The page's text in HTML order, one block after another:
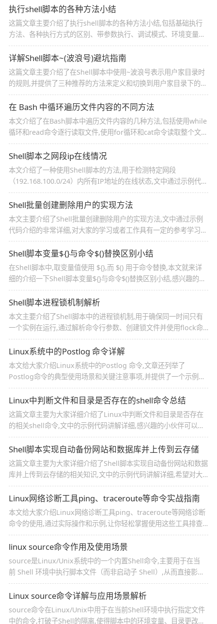
执行shell脚本的各种方法小结
这篇文章主要介绍了执行shell脚本的各种方法小结,包括基础执行
方法、各种执行方式的区别、带参数执行、调试模式、环境变量控
制、输入输出重定向、后台执行、定时执行、条件执行、安全执行
方式以及高级执行技巧,感兴趣的可以了解一下
详解Shell脚本~(波浪号)避坑指南
这篇文章主要介绍了在Shell脚本中使用~波浪号表示用户家目录时
的规则,并提供了三种推荐的方法来定义和切换到用户家目录下的特
定目录,感兴趣的可以了解一下
在 Bash 中循环遍历文件内容的不同方法
本文介绍了在Bash脚本中遍历文件内容的几种方法,包括使用while
循环和read命令逐行读取文件,使用for循环和cat命令读取整个文件
内容,使用IFS变量进行单词循环,以及使用awk命令进行更高级的文
本处理,每种方法都有其适用的场景和优缺点,感兴趣的朋友跟随小
编一起看看吧
Shell脚本之网段ip在线情况
本文介绍了一种使用Shell脚本的方法,用于检测特定网段
（192.168.100.0/24）内所有IP地址的在线状态,文中通过示例代码
介绍的非常详细,对大家的学习或者工作具有一定的参考学习价值,
需要的朋友们下面随着小编来一起学习学习吧
Shell批量创建删除用户的实现方法
本文主要介绍了Shell批量创建删除用户的实现方法,文中通过示例
代码介绍的非常详细,对大家的学习或者工作具有一定的参考学习价
值,需要的朋友们下面随着小编来一起学习学习吧
Shell脚本变量${}与命令$()替换区别小结
在Shell脚本中,取变量值使用 ${},而 $() 用于命令替换,本文就来详
细的介绍一下Shell脚本变量${}与命令$()替换区别小结,感兴趣的可
以了解一下
Shell脚本进程锁机制解析
本文主要介绍了Shell脚本中的进程锁机制,用于确保同一时间只有
一个实例在运行,通过解析命令行参数、创建锁文件并使用flock命
令对文件描述符加锁,感兴趣的可以了解一下
Linux系统中的Postlog 命令详解
本文给大家介绍Linux系统中的Postlog 命令,文章还列举了
Postlog命令的典型使用场景和关键注意事项,并提供了一个示例脚
本模板,感兴趣的朋友跟随小编一起看看吧
Linux中判断文件和目录是否存在的shell命令总结
这篇文章主要为大家详细介绍了Linux中判断文件和目录是否存在
的相关shell命令,文中的示例代码讲解详细,感兴趣的小伙伴可以跟
随小编一起学习一下
Shell脚本实现自动备份网站和数据库并上传到云存储
这篇文章主要为大家详细介绍了Shell脚本实现自动备份网站和数据
库并上传到云存储的相关知识,文中的示例代码讲解详细,希望对大
家有所帮助
Linux网络诊断工具ping、traceroute等命令实战指南
本文给大家介绍Linux网络诊断工具ping、traceroute等网络诊断
命令的使用,通过实际操作和示例,让你轻松掌握使用这些工具排查
网络故障的技能,感兴趣的朋友跟随小编一起看看吧
linux source命令作用及使用场景
source是Linux/Unix系统中的一个内置Shell命令,主要用于在当
前 Shell 环境中执行脚本文件（而非启动子 Shell）,从而直接影响
当前环境,本文给大家介绍linux source命令作用及使用场景,感兴
趣的朋友跟随小编一起看看吧
Linux source命令详解与应用场景解析
source命令在Linux/Unix中用于在当前Shell环境中执行指定文件
中的命令,打破子Shell的隔离,使得脚本中的环境变量、目录更改、